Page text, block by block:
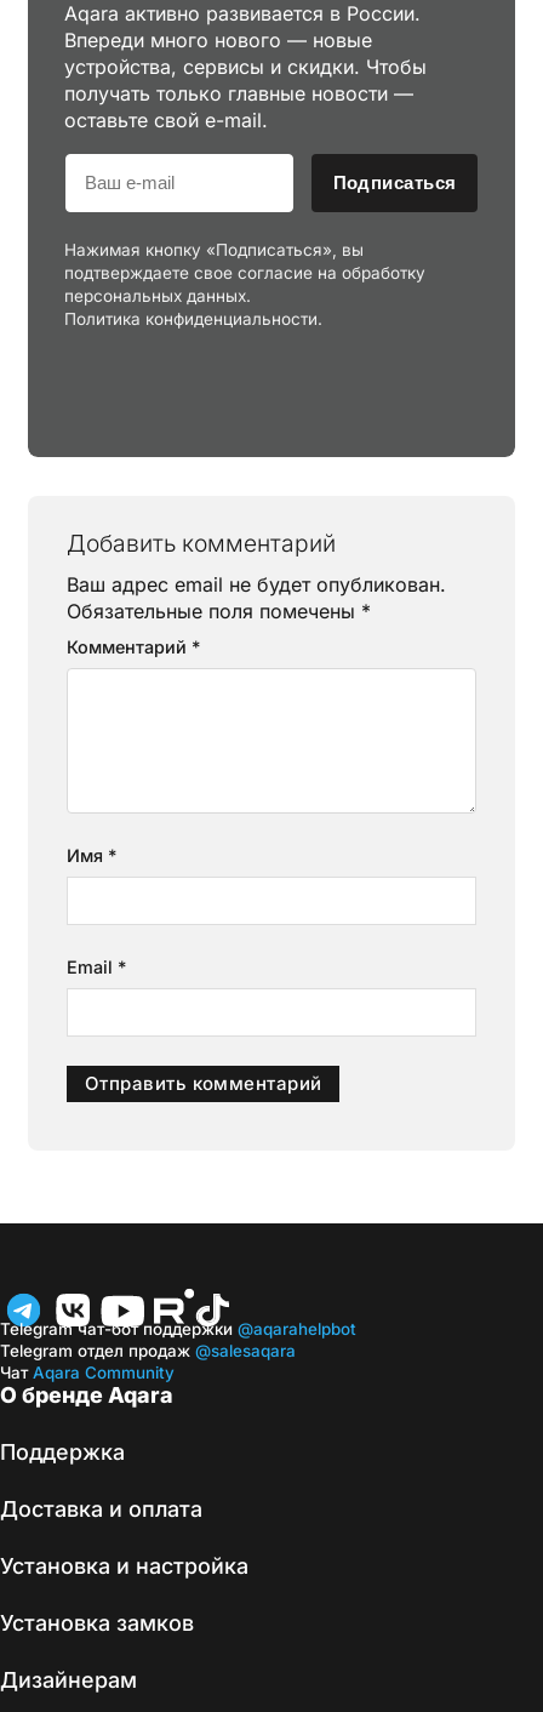
Aqara активно развивается в России.
Впереди много нового — новые
устройства, сервисы и скидки. Чтобы
получать только главные новости —
оставьте свой e-mail.
Подписаться
Нажимая кнопку «Подписаться», вы
подтверждаете свое согласие на обработку
персональных данных.
Политика конфиденциальности.
Добавить комментарий
Ваш адрес email не будет опубликован.
Обязательные поля помечены *
Комментарий *
Имя *
Email *
О бренде Aqara
Поддержка
Доставка и оплата
Установка и настройка
Установка замков
Дизайнерам
Telegram чат-бот поддержки @aqarahelpbot
Telegram отдел продаж @salesaqara
ЧатAqara Community